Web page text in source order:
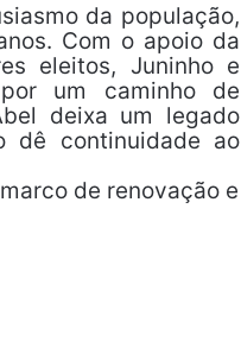
da população,
Com o apoio da
eleitos, Juninho e
um caminho de
deixa um legado
dê continuidade ao
de renovação e